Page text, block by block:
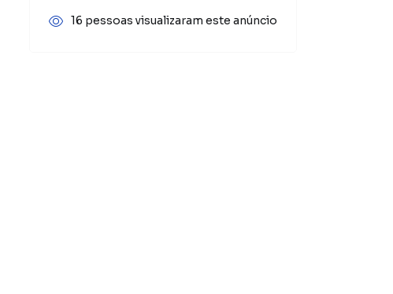
16 pessoas visualizaram este anúncio